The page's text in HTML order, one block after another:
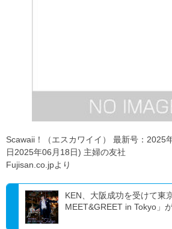
Scawaii！（エスカワイイ） 最新号：2025
日2025年06月18日) 主婦の友社
Fujisan.co.jpより
KEN、大阪成功を受けて東
MEET&GREET in Tokyo」